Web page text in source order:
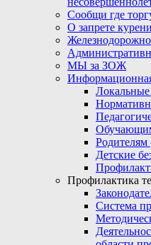
Сообщи где
О запрете
МЫ за ЗОЖ
Родителям
Детские
Профилактика
Система